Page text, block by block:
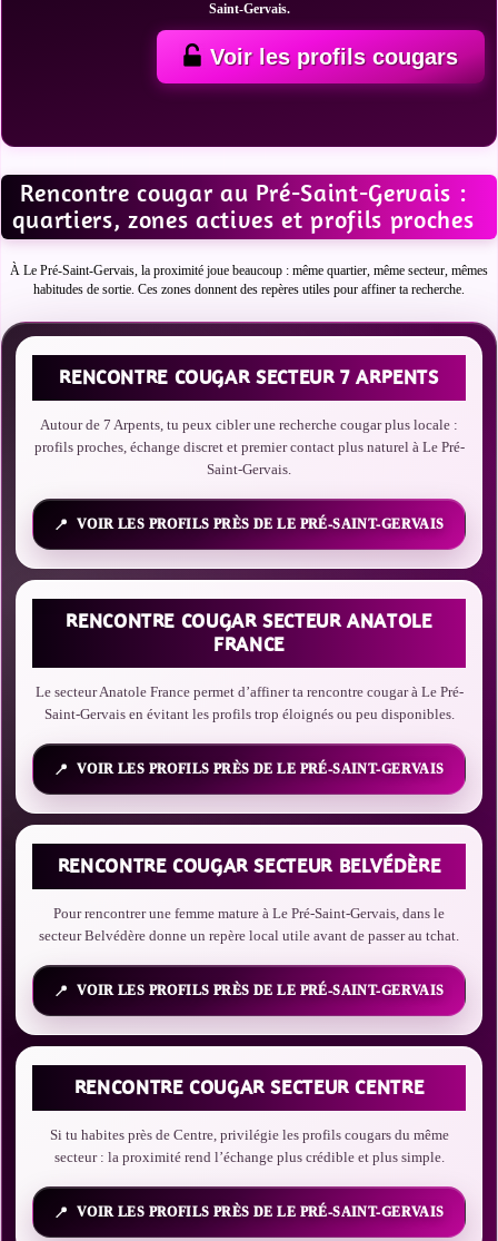
Saint-Gervais.
Voir les profils cougars
Rencontre cougar au Pré-Saint-Gervais :
quartiers, zones actives et profils proches
À Le Pré-Saint-Gervais, la proximité joue beaucoup : même quartier, même secteur, mêmes
habitudes de sortie. Ces zones donnent des repères utiles pour affiner ta recherche.
RENCONTRE COUGAR SECTEUR 7 ARPENTS
Autour de 7 Arpents, tu peux cibler une recherche cougar plus locale :
profils proches, échange discret et premier contact plus naturel à Le Pré-
Saint-Gervais.
VOIR LES PROFILS PRÈS DE LE PRÉ-SAINT-GERVAIS
RENCONTRE COUGAR SECTEUR ANATOLE
FRANCE
Le secteur Anatole France permet d’affiner ta rencontre cougar à Le Pré-
Saint-Gervais en évitant les profils trop éloignés ou peu disponibles.
VOIR LES PROFILS PRÈS DE LE PRÉ-SAINT-GERVAIS
RENCONTRE COUGAR SECTEUR BELVÉDÈRE
Pour rencontrer une femme mature à Le Pré-Saint-Gervais, dans le
secteur Belvédère donne un repère local utile avant de passer au tchat.
VOIR LES PROFILS PRÈS DE LE PRÉ-SAINT-GERVAIS
RENCONTRE COUGAR SECTEUR CENTRE
Si tu habites près de Centre, privilégie les profils cougars du même
secteur : la proximité rend l’échange plus crédible et plus simple.
VOIR LES PROFILS PRÈS DE LE PRÉ-SAINT-GERVAIS